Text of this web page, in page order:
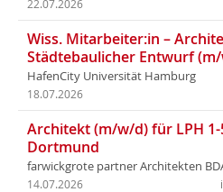
22.07.2026
Wiss. Mitarbeiter:in –
Städtebaulicher Entwurf
HafenCity Universität Hamburg
18.07.2026
Architekt (m/w/d) für LPH
Dortmund
farwickgrote partner Architekten
14.07.2026